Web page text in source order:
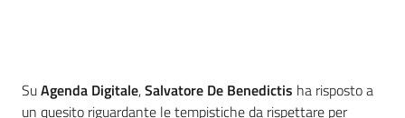
Introduzione
SuAgenda Digitale,Salvatore De Benedictis ha risposto a
un quesito riguardante le tempistiche da rispettare per